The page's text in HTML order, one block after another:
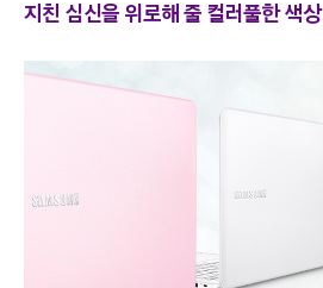
지친 심신을 위로해 줄 컬러풀한 색상